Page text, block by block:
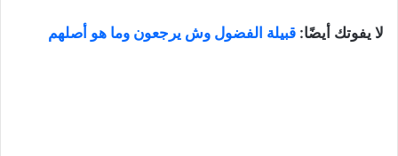
لا يفوتك أيضًا: قبيلة الفضول وش يرجعون وما هو أصلهم